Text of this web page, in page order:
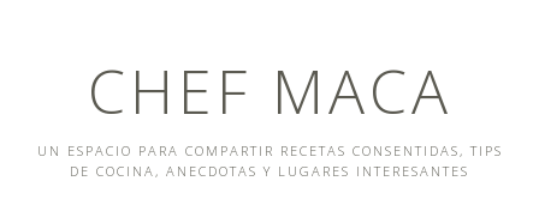
CHEF MACA
UN ESPACIO PARA COMPARTIR RECETAS CONSENTIDAS, TIPS
DE COCINA, ANECDOTAS Y LUGARES INTERESANTES